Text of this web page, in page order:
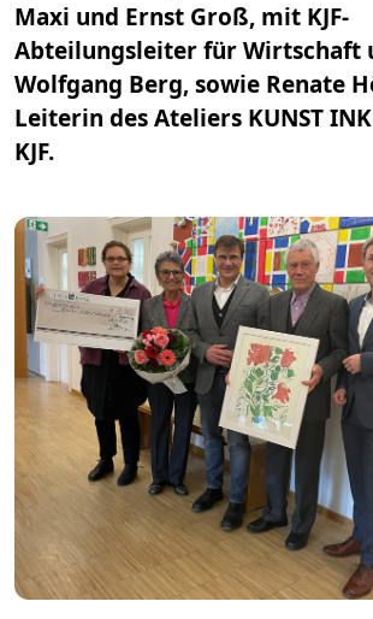
Maxi und Ernst Groß, mit KJF-
Abteilungsleiter für Wirtschaft
Wolfgang Berg, sowie Renate
Leiterin des Ateliers KUNST
KJF.